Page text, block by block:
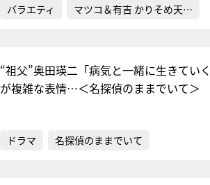
バラエティ マツコ＆有吉 かりそめ天…
“祖父”奥田瑛二「病気と一緒に生きてい
が複雑な表情…＜名探偵のままでいて＞
ドラマ 名探偵のままでいて